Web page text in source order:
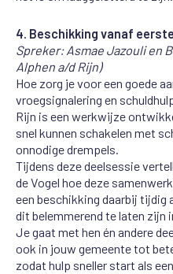
4. Beschikking vanaf
Spreker: Asmae Jazouli en
Alphen a/d Rijn)
Hoe zorg je voor een goede
vroegsignalering en
Rijn is een werkwijze
snel kunnen schakelen met
onnodige drempels.
Tijdens deze deelsessie
de Vogel hoe deze
een beschikking daarbij tijdig
dit belemmerend te laten zijn
Je gaat met hen én andere
ook in jouw gemeente tot
zodat hulp sneller start als